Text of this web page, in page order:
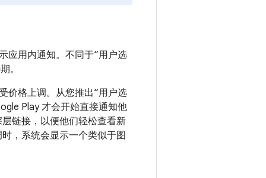
应用内通知。不同于“用户选
。
价格上调。从您推出“用户选
Play 才会开始直接通知他
链接，以便他们轻松查看新
，系统会显示一个类似于图